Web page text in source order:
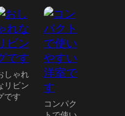
しゃれ
リビン
です
コンパク